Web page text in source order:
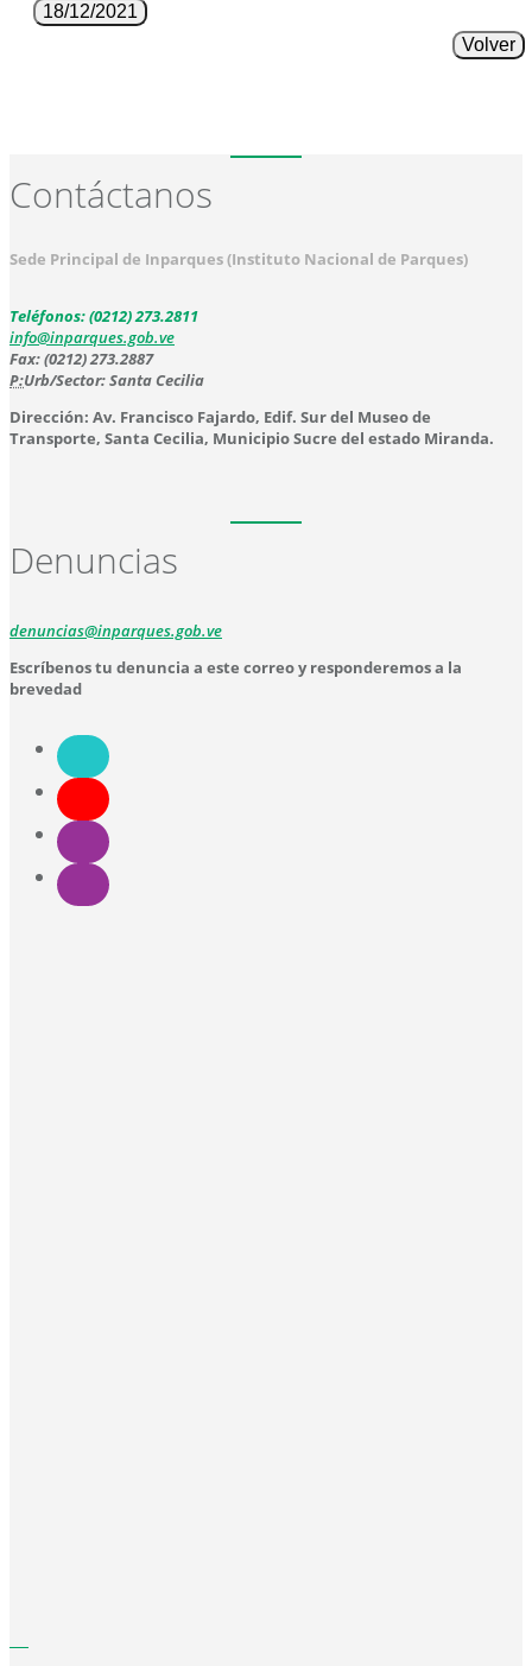
18/12/2021
Volver
Contáctanos
Sede Principal de Inparques (Instituto Nacional de Parques)
Teléfonos: (0212) 273.2811
info@inparques.gob.ve
Fax: (0212) 273.2887
P:Urb/Sector: Santa Cecilia
Dirección: Av. Francisco Fajardo, Edif. Sur del Museo de
Transporte, Santa Cecilia, Municipio Sucre del estado Miranda.
Denuncias
denuncias@inparques.gob.ve
Escríbenos tu denuncia a este correo y responderemos a la
brevedad